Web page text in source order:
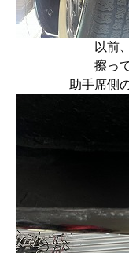
以前
擦っ
助手席側